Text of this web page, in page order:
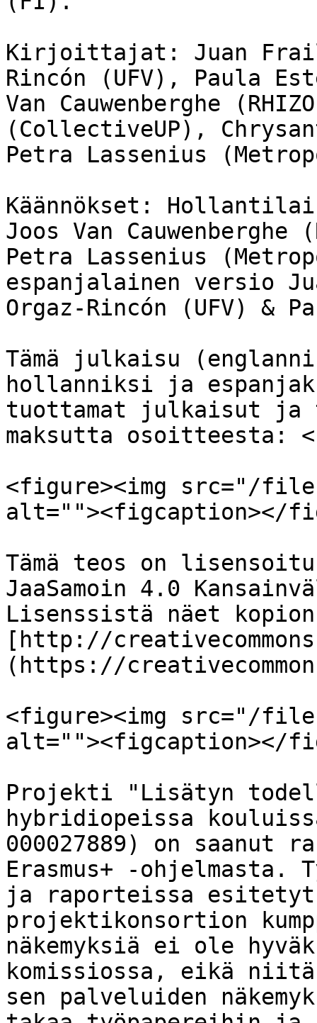
Kirjoittajat: Juan
Rincón (UFV), Paula
Van Cauwenberghe
(CollectiveUP),
Petra Lassenius
Käännökset:
Joos Van
Petra Lassenius
espanjalainen versio
Orgaz-Rincón (UFV) &
Tämä julkaisu
hollanniksi ja
tuottamat julkaisut ja
maksutta osoitteesta:
<figure><img src="/files/
alt=""><figcaption></
Tämä teos on lisensoitu
JaaSamoin 4.0
Lisenssistä näet
[http://
(https://
<figure><img src="/files/
alt=""><figcaption></
Projekti "Lisätyn
hybridiopeissa
000027889) on saanut
Erasmus+ -ohjelmasta.
ja raporteissa esitetyt
projektikonsortion
näkemyksiä ei ole
komissiossa, eikä
sen palveluiden